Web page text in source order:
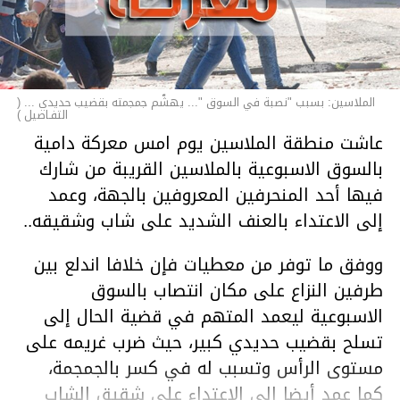
الملاسين: بسبب "نصبة في السوق "... يهشّم جمجمته بقضيب حديدي ... (
التفـاصيل )
عاشت منطقة الملاسين يوم امس معركة دامية
بالسوق الاسبوعية بالملاسين القريبة من شارك
فيها أحد المنحرفين المعروفين بالجهة، وعمد
إلى الاعتداء بالعنف الشديد على شاب وشقيقه..
ووفق ما توفر من معطيات فإن خلافا اندلع بين
طرفين النزاع على مكان انتصاب بالسوق
الاسبوعية ليعمد المتهم في قضية الحال إلى
تسلح بقضيب حديدي كبير، حيث ضرب غريمه على
مستوى الرأس وتسبب له في كسر بالجمجمة،